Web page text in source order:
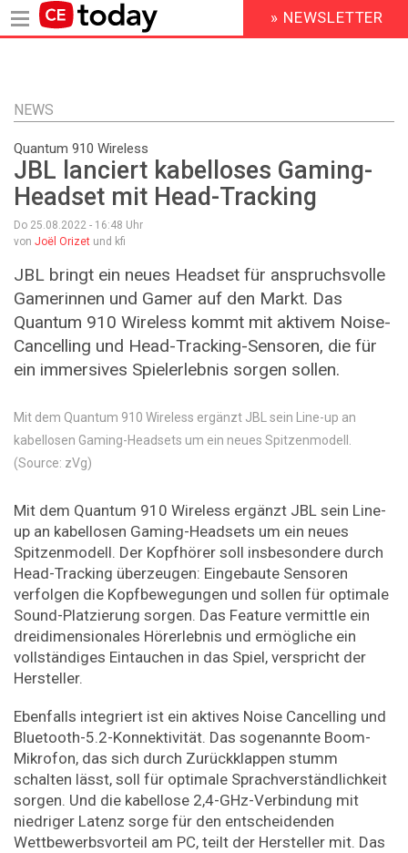
Inhalt
HEADER
MENU
» NEWSLETTER
NEWS
Quantum 910 Wireless
JBL lanciert kabelloses Gaming-
Headset mit Head-Tracking
Do 25.08.2022 - 16:48 Uhr
von Joël Orizet und kfi
JBL bringt ein neues Headset für anspruchsvolle
Gamerinnen und Gamer auf den Markt. Das
Quantum 910 Wireless kommt mit aktivem Noise-
Cancelling und Head-Tracking-Sensoren, die für
ein immersives Spielerlebnis sorgen sollen.
Mit dem Quantum 910 Wireless ergänzt JBL sein Line-up an
kabellosen Gaming-Headsets um ein neues Spitzenmodell.
(Source: zVg)
Mit dem Quantum 910 Wireless ergänzt JBL sein Line-
up an kabellosen Gaming-Headsets um ein neues
Spitzenmodell. Der Kopfhörer soll insbesondere durch
Head-Tracking überzeugen: Eingebaute Sensoren
verfolgen die Kopfbewegungen und sollen für optimale
Sound-Platzierung sorgen. Das Feature vermittle ein
dreidimensionales Hörerlebnis und ermögliche ein
vollständiges Eintauchen in das Spiel, verspricht der
Hersteller.
Ebenfalls integriert ist ein aktives Noise Cancelling und
Bluetooth-5.2-Konnektivität. Das sogenannte Boom-
Mikrofon, das sich durch Zurückklappen stumm
schalten lässt, soll für optimale Sprachverständlichkeit
sorgen. Und die kabellose 2,4-GHz-Verbindung mit
niedriger Latenz sorge für den entscheidenden
Wettbewerbsvorteil am PC, teilt der Hersteller mit. Das